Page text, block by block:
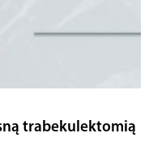
trabekulektomią